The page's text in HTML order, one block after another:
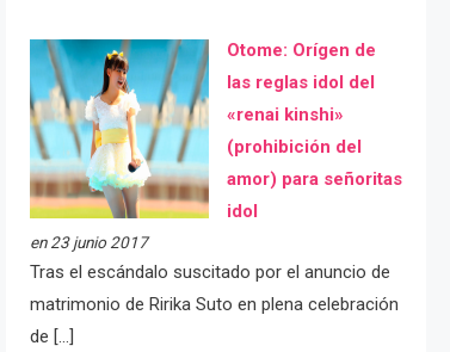
Otome: Orígen de
las reglas idol del
«renai kinshi»
(prohibición del
amor) para señoritas
idol
en 23 junio 2017
Tras el escándalo suscitado por el anuncio de
matrimonio de Ririka Suto en plena celebración
de […]